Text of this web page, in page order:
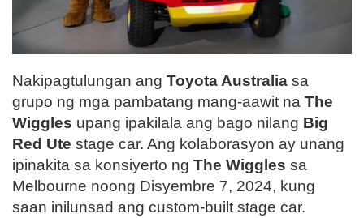
Nakipagtulungan ang Toyota Australia sa
grupo ng mga pambatang mang-aawit na The
Wiggles upang ipakilala ang bago nilang Big
Red Ute stage car. Ang kolaborasyon ay unang
ipinakita sa konsiyerto ng The Wiggles sa
Melbourne noong Disyembre 7, 2024, kung
saan inilunsad ang custom-built stage car.